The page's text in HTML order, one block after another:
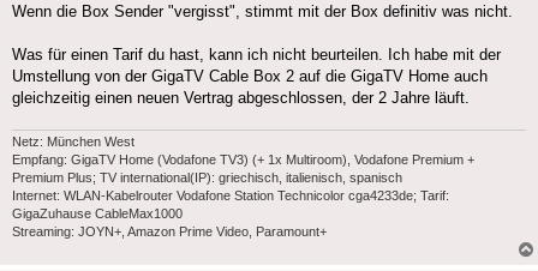
Wenn die Box Sender "vergisst", stimmt mit der Box definitiv was nicht.
Was für einen Tarif du hast, kann ich nicht beurteilen. Ich habe mit der
Umstellung von der GigaTV Cable Box 2 auf die GigaTV Home auch
gleichzeitig einen neuen Vertrag abgeschlossen, der 2 Jahre läuft.
Netz: München West
Empfang: GigaTV Home (Vodafone TV3) (+ 1x Multiroom), Vodafone Premium +
Premium Plus; TV international(IP): griechisch, italienisch, spanisch
Internet: WLAN-Kabelrouter Vodafone Station Technicolor cga4233de; Tarif:
GigaZuhause CableMax1000
Streaming: JOYN+, Amazon Prime Video, Paramount+